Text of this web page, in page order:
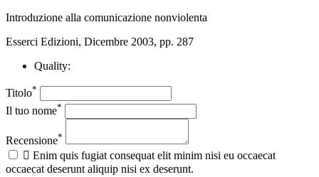
Introduzione alla comunicazione nonviolenta
Esserci Edizioni, Dicembre 2003, pp. 287
Quality:
Titolo*
Il tuo nome*
Recensione*
 Enim quis fugiat consequat elit minim nisi eu occaecat
occaecat deserunt aliquip nisi ex deserunt.